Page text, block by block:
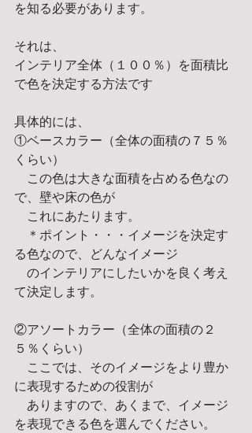
を知る必要があります。
それは、
インテリア全体（１００％）を面積比
で色を決定する方法です
具体的には、
①ベースカラー（全体の面積の７５％
くらい）
この色は大きな面積を占める色なの
で、壁や床の色が
これにあたります。
＊ポイント・・・イメージを決定す
る色なので、どんなイメージ
のインテリアにしたいかを良く考え
て決定します。
②アソートカラー（全体の面積の２
５％くらい）
ここでは、そのイメージをより豊か
に表現するための役割が
ありますので、あくまで、イメージ
を表現できる色を選んでください。